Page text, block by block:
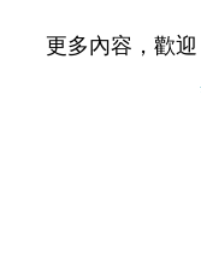
更多內容，歡迎